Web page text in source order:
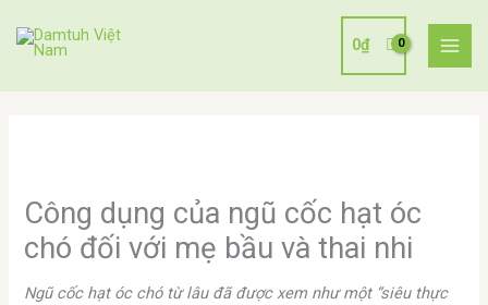
0₫
Công dụng của ngũ cốc hạt óc
chó đối với mẹ bầu và thai nhi
Ngũ cốc hạt óc chó từ lâu đã được xem như một “siêu thực